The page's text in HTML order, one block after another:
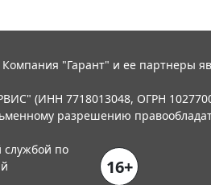
"Гарант" и ее партнеры
(ИНН 7718013048, ОГРН
разрешению
службой по
16+